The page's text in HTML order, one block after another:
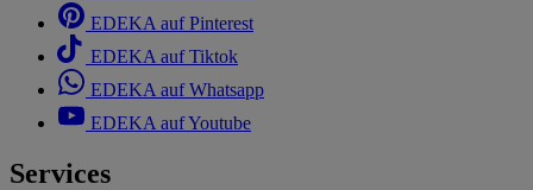
EDEKA auf Pinterest
EDEKA auf Tiktok
EDEKA auf Whatsapp
EDEKA auf Youtube
Services